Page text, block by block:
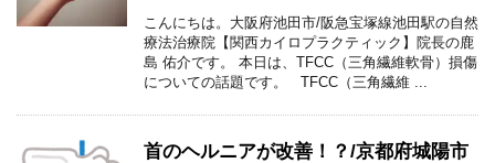
こんにちは。大阪府池田市/阪急宝塚線池田駅の自然
療法治療院【関西カイロプラクティック】院長の鹿
島 佑介です。 本日は、TFCC（三角繊維軟骨）損傷
についての話題です。 TFCC（三角繊維 ...
首のヘルニアが改善！？/京都府城陽市